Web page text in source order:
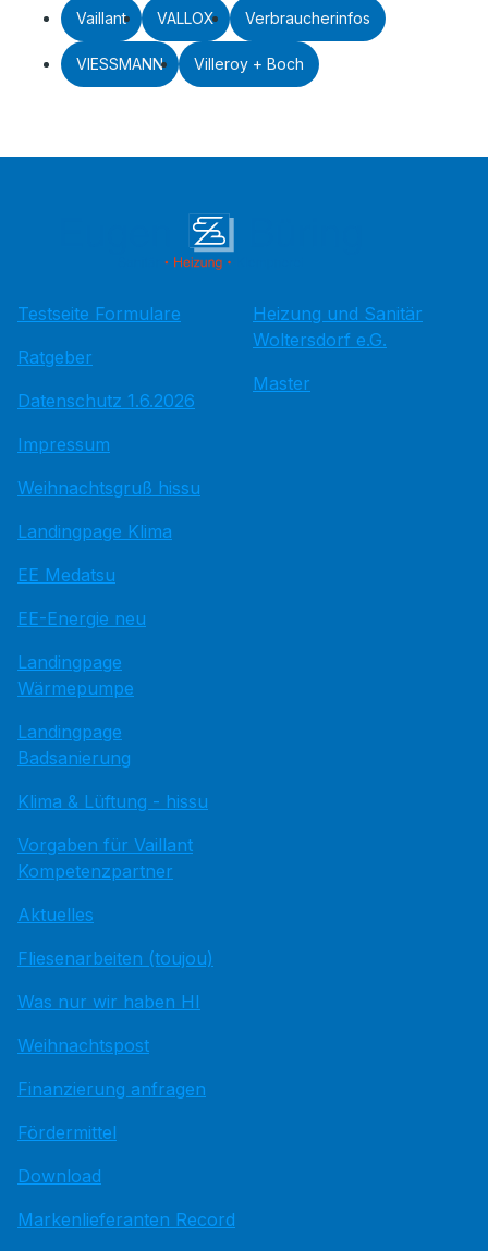
Vaillant VALLOX Verbraucherinfos
VIESSMANN Villeroy + Boch
Testseite Formulare
Ratgeber
Datenschutz 1.6.2026
Impressum
Weihnachtsgruß hissu
Landingpage Klima
EE Medatsu
EE-Energie neu
Landingpage
Wärmepumpe
Landingpage
Badsanierung
Klima & Lüftung - hissu
Vorgaben für Vaillant
Kompetenzpartner
Aktuelles
Fliesenarbeiten (toujou)
Was nur wir haben HI
Weihnachtspost
Finanzierung anfragen
Fördermittel
Download
Markenlieferanten Record
Heizung und Sanitär
Woltersdorf e.G.
Master